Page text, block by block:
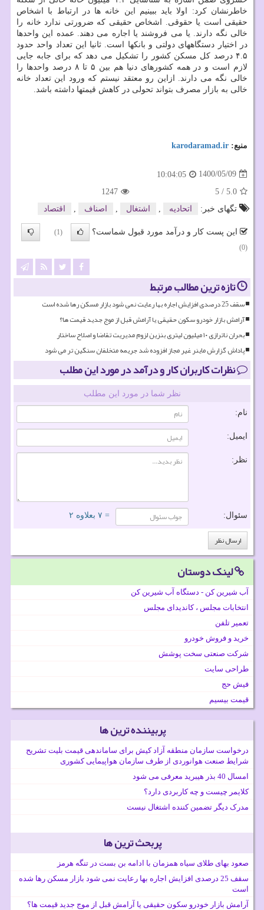
خاطرنشان کرد: اولا باید ببینیم این خانه ها در ارتباط با اشخاص
حقیقی است یا حقوقی. اشخاص حقیقی که ضرورتی ندارد خانه را
خالی نگه دارند. یا می فروشند یا اجاره می دهند. عمده این واحدها
در اختیار دستگاههای دولتی و بانکها است. ثانیا این تعداد واحد حدود
۴.۵ درصد کل مسکن کشور را تشکیل می دهد که برای جابه جایی
لازم است و در همه کشورهای دنیا هم بین ۵ تا ۸ درصد واحدها را
خالی نگه می دارند. ازاین رو معتقد نیستم که ورود این تعداد خانه
خالی به بازار مصرف بتواند تحولی در کاهش قیمتها داشته باشد.
منبع: karodaramad.ir
1400/05/09
10:04:05
5.0
/
5
1247
تگهای خبر:
اتحادیه اشتغال اصناف اقتصاد
این پست کار و درآمد مورد قبول شماست؟
(1)
(0)
تازه ترین مطالب مرتبط
سقف 25 درصدی افزایش اجاره بها رعایت نمی شود بازار مسکن رها شده است
آرامش بازار خودرو سکون حقیقی یا آرامش قبل از موج جدید قیمت ها؟
بحران ناترازی ۱۰ میلیون لیتری بنزین لزوم مدیریت تقاضا و اصلاح ساختار
پاداش گزارش ماینر غیر مجاز افزوده شد جریمه متخلفان سنگین تر می شود
نظرات کاربران کار و درآمد در مورد این مطلب
نظر شما در مورد این مطلب
نام:
ایمیل:
نظر:
سئوال: = ۷ بعلاوه ۲
لینک دوستان
آب شیرین کن - دستگاه آب شیرین کن
انتخابات مجلس ، کاندیدای مجلس
تعمیر تلفن
خرید و فروش خودرو
شرکت صنعتی سخت پوشش
طراحی سایت
فیش حج
قیمت بیسیم
پربیننده ترین ها
درخواست سازمان منطقه آزاد کیش برای ساماندهی قیمت بلیت تشریح
شرایط صنعت هوانوردی از طرف سازمان هواپیمایی کشوری
امسال 40 بذر هیبرید معرفی می شود
کلایمر چیست و چه کاربردی دارد؟
مدرک دیگر تضمین کننده اشتغال نیست
پربحث ترین ها
صعود بهای طلای سیاه همزمان با ادامه بن بست در تنگه هرمز
سقف 25 درصدی افزایش اجاره بها رعایت نمی شود بازار مسکن رها شده
است
آرامش بازار خودرو سکون حقیقی یا آرامش قبل از موج جدید قیمت ها؟